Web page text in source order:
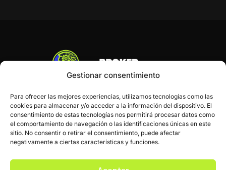
Gestionar consentimiento
Para ofrecer las mejores experiencias, utilizamos tecnologías como las
cookies para almacenar y/o acceder a la información del dispositivo. El
consentimiento de estas tecnologías nos permitirá procesar datos como
el comportamiento de navegación o las identificaciones únicas en este
sitio. No consentir o retirar el consentimiento, puede afectar
negativamente a ciertas características y funciones.
InicioBlogContacto